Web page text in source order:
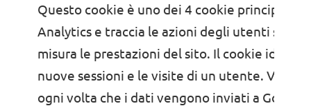
Questo cookie è uno dei 4 cookie principali di
Analytics e traccia le azioni degli utenti sul
misura le prestazioni del sito. Il cookie
nuove sessioni e le visite di un utente. Viene
ogni volta che i dati vengono inviati a Google